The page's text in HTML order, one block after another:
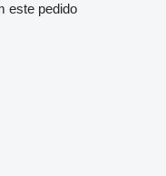
este pedido